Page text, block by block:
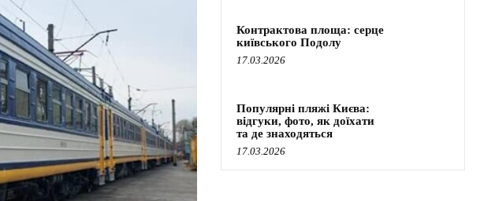
Контрактова площа: серце
київського Подолу
17.03.2026
Популярні пляжі Києва:
відгуки, фото, як доїхати
та де знаходяться
17.03.2026